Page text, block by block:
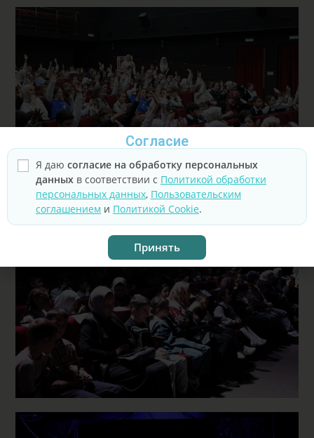
Согласие
Я даю согласие на обработку персональных
данных в соответствии с Политикой обработки
персональных данных, Пользовательским
соглашением и Политикой Cookie.
Принять